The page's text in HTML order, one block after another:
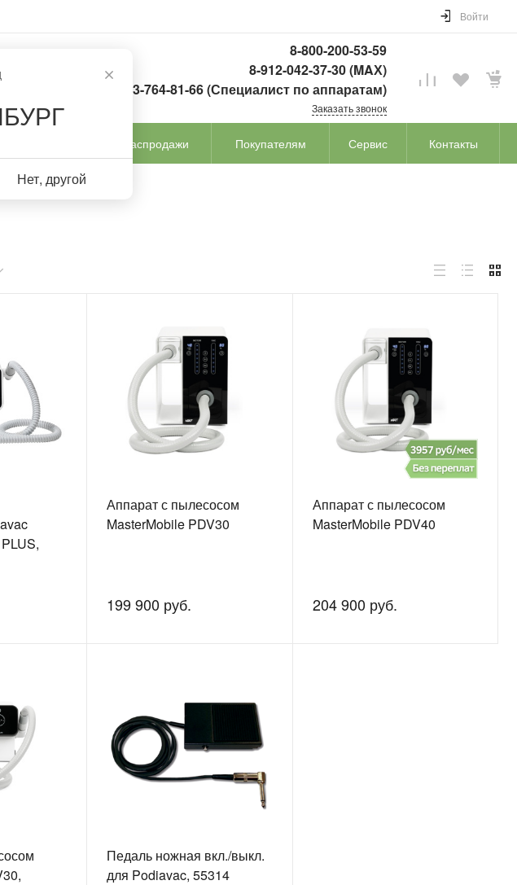
Нет, другой
Войти
8-800-200-53-59
8-912-042-37-30 (MAХ)
8-963-764-81-66 (Специалист по аппаратам)
Заказать звонок
Распродажи Покупателям Сервис Контакты
Аппарат с пылесосом
MasterMobile PDV30
199 900 руб.
Аппарат с пылесосом
MasterMobile PDV40
204 900 руб.
Педаль ножная вкл./выкл.
для Podiavac, 55314